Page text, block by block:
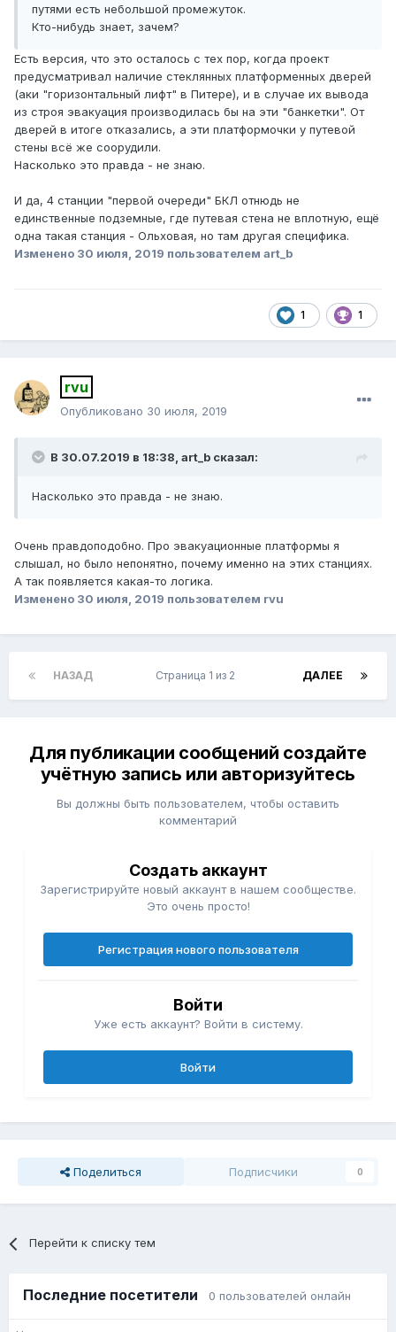
путями есть небольшой промежуток.
Кто-нибудь знает, зачем?
Есть версия, что это осталось с тех пор, когда проект
предусматривал наличие стеклянных платформенных дверей
(аки "горизонтальный лифт" в Питере), и в случае их вывода
из строя эвакуация производилась бы на эти "банкетки". От
дверей в итоге отказались, а эти платформочки у путевой
стены всё же соорудили.
Насколько это правда - не знаю.
И да, 4 станции "первой очереди" БКЛ отнюдь не
единственные подземные, где путевая стена не вплотную, ещё
одна такая станция - Ольховая, но там другая специфика.
Изменено 30 июля, 2019 пользователем art_b
1 1
rvu
Опубликовано 30 июля, 2019
В 30.07.2019 в 18:38, art_b сказал:
Насколько это правда - не знаю.
Очень правдоподобно. Про эвакуационные платформы я
слышал, но было непонятно, почему именно на этих станциях.
А так появляется какая-то логика.
Изменено 30 июля, 2019 пользователем rvu
НАЗАД ДАЛЕЕ
Страница 1 из 2
Для публикации сообщений создайте
учётную запись или авторизуйтесь
Вы должны быть пользователем, чтобы оставить
комментарий
Создать аккаунт
Зарегистрируйте новый аккаунт в нашем сообществе.
Это очень просто!
Регистрация нового пользователя
Войти
Уже есть аккаунт? Войти в систему.
Войти
Поделиться Подписчики 0
Перейти к списку тем
Последние посетители 0 пользователей онлайн